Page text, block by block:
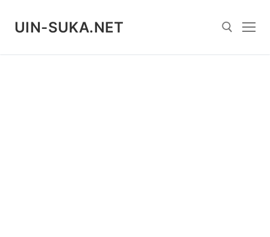
content
UIN-SUKA.NET